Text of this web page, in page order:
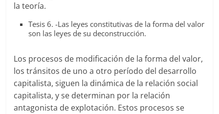
la teoría.
Tesis 6. -Las leyes constitutivas de la forma del valor
son las leyes de su deconstrucción.
Los procesos de modificación de la forma del valor,
los tránsitos de uno a otro período del desarrollo
capitalista, siguen la dinámica de la relación social
capitalista, y se determinan por la relación
antagonista de explotación. Estos procesos se